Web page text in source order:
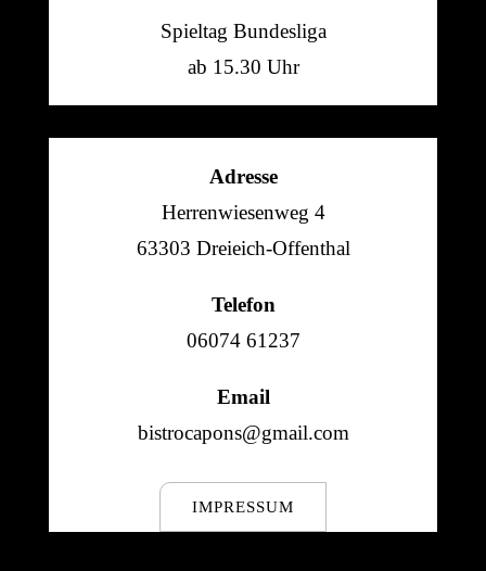
Spieltag Bundesliga
ab 15.30 Uhr
Adresse
Herrenwiesenweg 4
63303 Dreieich-Offenthal
Telefon
06074 61237
Email
bistrocapons@gmail.com
IMPRESSUM